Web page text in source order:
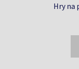
Hry na